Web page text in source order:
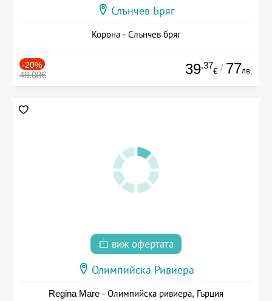
Слънчев Бряг
Корона - Слънчев бряг
-20%
49.08€ 39.37
€ / 77лв.
виж офертата
Олимпийска Ривиера
Regina Mare - Олимпийска ривиера, Гърция